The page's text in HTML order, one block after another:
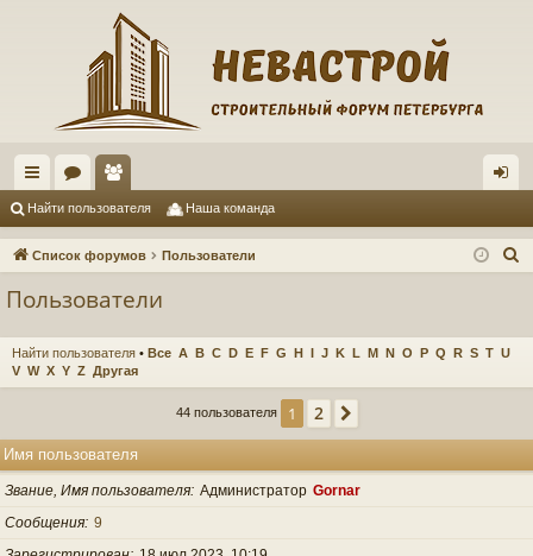
с
ы
ор
ум
ол
ьз
ел
и
д
Найти пользователя Наша команда
Список форумов Пользователи
Пользователи
Найти пользователя • Все A B C D E F G H I J K L M N O P Q R S T U
V W X Y Z Другая
44 пользователя 1 2
Имя пользователя
Звание, Имя пользователя Администратор Gornar
Сообщения 9